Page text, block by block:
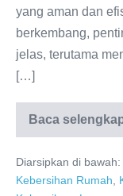
yang aman dan
berkembang,
jelas, terutama
[…]
Baca
Sedot
di
Diarsipkan di bawah:
Kebersihan Rumah,